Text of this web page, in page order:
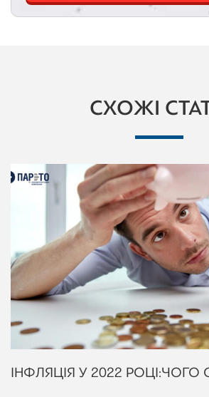
СХОЖІ
ІНФЛЯЦІЯ У 2022 РОЦІ: ЧОГО